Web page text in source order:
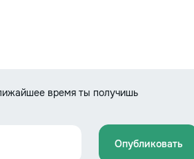
время ты получишь
Опубликовать